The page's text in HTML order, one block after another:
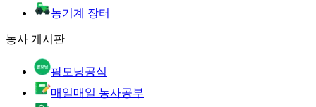
농기계 장터
농사 게시판
팜모닝공식
매일매일 농사공부